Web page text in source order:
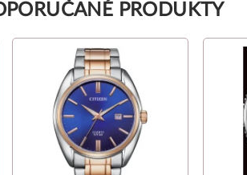
PRODUKTY